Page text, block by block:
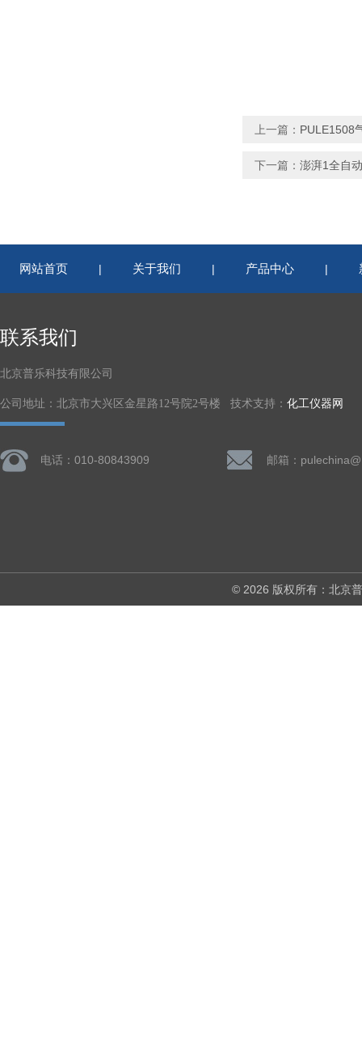
上一篇： PULE1508
下一篇： 澎湃1全自
网站首页 | 关于我们 | 产品中心 |
联系我们
北京普乐科技有限公司
公司地址：北京市大兴区金星路12号院2号楼 技术支持： 化工仪器网
电话：010-80843909 邮箱：
© 2026 版权所有：北京